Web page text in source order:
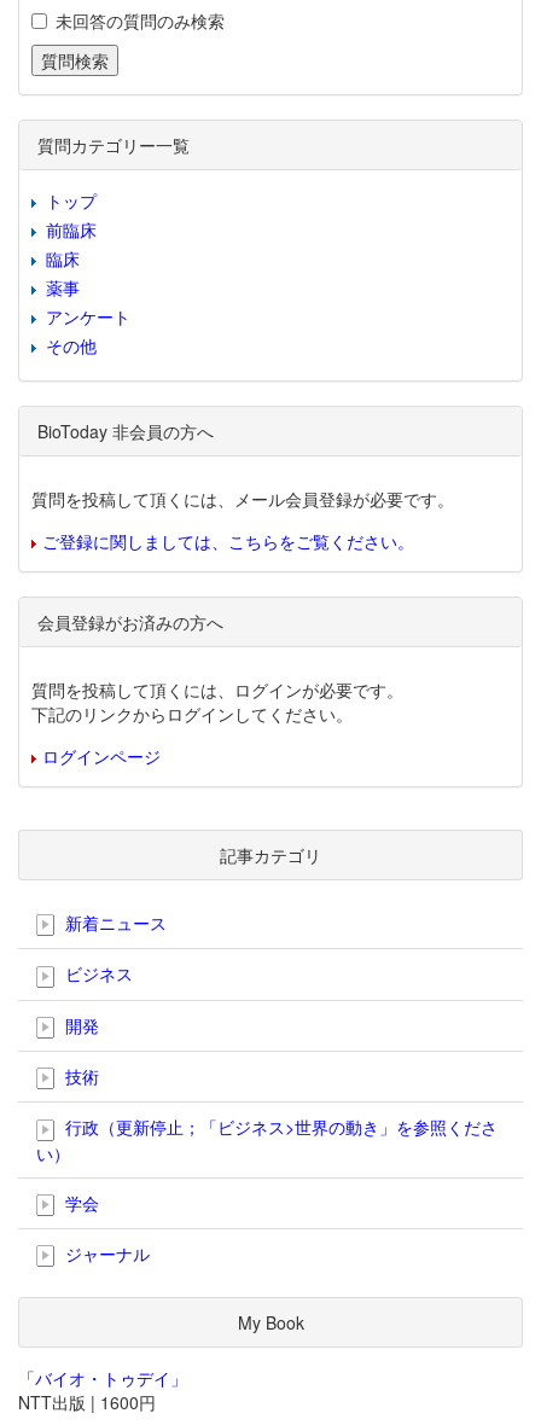
未回答の質問のみ検索
質問カテゴリー一覧
トップ
前臨床
臨床
薬事
アンケート
その他
BioToday 非会員の方へ
質問を投稿して頂くには、メール会員登録が必要です。
ご登録に関しましては、こちらをご覧ください。
会員登録がお済みの方へ
質問を投稿して頂くには、ログインが必要です。
下記のリンクからログインしてください。
ログインページ
記事カテゴリ
新着ニュース
ビジネス
開発
技術
行政（更新停止；「ビジネス>世界の動き」を参照くださ
い）
学会
ジャーナル
My Book
「バイオ・トゥデイ」
NTT出版 | 1600円